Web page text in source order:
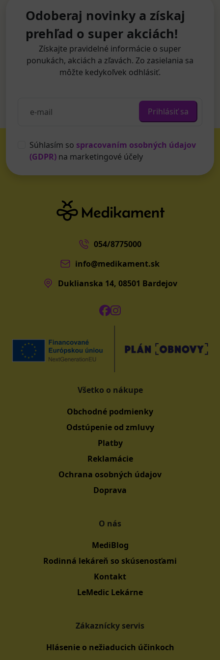
Odoberaj novinky a získaj
prehľad o super akciách!
Získajte pravidelné informácie o super
ponukách, akciách a zľavách. Zo zasielania sa
môžte kedykoľvek odhlásiť.
Prihlásiť sa
Súhlasím so spracovaním osobných údajov
(GDPR) na marketingové účely
054/8775000
info@medikament.sk
Duklianska 14, 08501 Bardejov
Všetko o nákupe
Obchodné podmienky
Odstúpenie od zmluvy
Platby
Reklamácie
Ochrana osobných údajov
Doprava
O nás
MediBlog
Rodinná lekáreň so skúsenosťami
Kontakt
LeMedic Lekárne
Zákaznícky servis
Hlásenie o nežiaducich účinkoch